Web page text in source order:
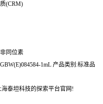
(CRM)
同位素
1mL 产品类别:标准品
泰坦科技的探索平台官网!